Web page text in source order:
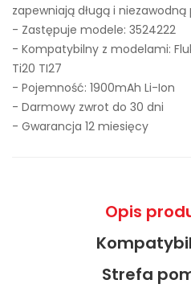
zapewniają długą i niezawodną
- Zastępuje modele: 3524222
- Kompatybilny z modelami:
Ti20 TI27
- Pojemność: 1900mAh Li-Ion
- Darmowy zwrot do 30 dni
- Gwarancja 12 miesięcy
Opis
Strefa